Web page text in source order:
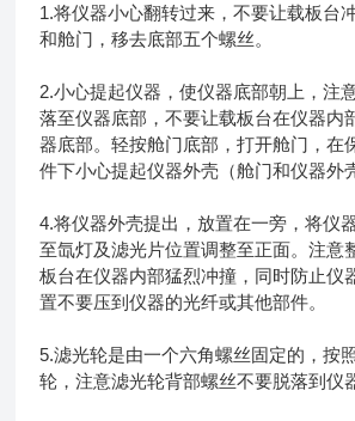
1.将仪器小心翻转过来，不要让载板台
和舱门，移去底部五个螺丝。
2.小心提起仪器，使仪器底部朝上，注
落至仪器底部，不要让载板台在仪器内
器底部。轻按舱门底部，打开舱门，在
件下小心提起仪器外壳（舱门和仪器外
4.将仪器外壳提出，放置在一旁，将仪
至氙灯及滤光片位置调整至正面。注意
板台在仪器内部猛烈冲撞，同时防止仪
置不要压到仪器的光纤或其他部件。
5.滤光轮是由一个六角螺丝固定的，按
轮，注意滤光轮背部螺丝不要脱落到仪